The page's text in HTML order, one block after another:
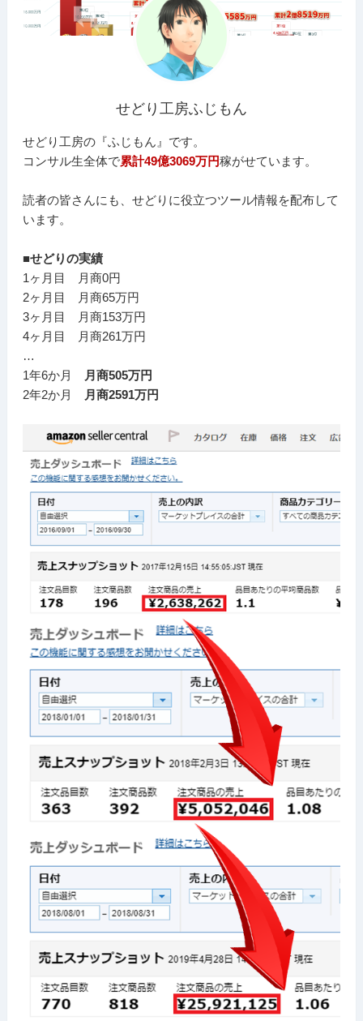
せどり工房ふじもん
せどり工房の『ふじもん』です。
コンサル生全体で累計49億3069万円稼がせています。
読者の皆さんにも、せどりに役立つツール情報を配布して
います。
■せどりの実績
1ヶ月目 月商0円
2ヶ月目 月商65万円
3ヶ月目 月商153万円
4ヶ月目 月商261万円
…
1年6か月
月商505万円
2年2か月
月商2591万円